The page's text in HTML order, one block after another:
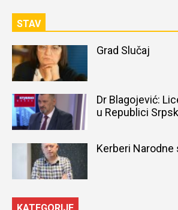
STAV
Grad Slučaj
Dr Blagojević:
u Republici
Kerberi Narodne